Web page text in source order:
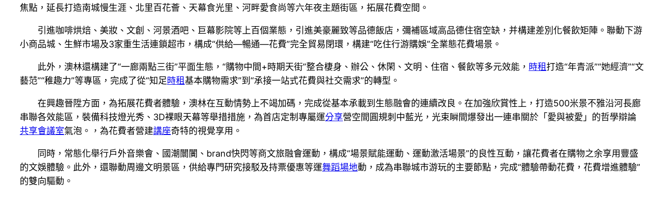
焦點，延長打造南城慢生涯、北里百花薈、天幕食光里、河畔愛食尚等六年夜主題街區，拓展花費空間。
引進咖啡烘焙、美妝、文創、河景酒吧、巨幕影院等上百個業態，引進美豪麗致等品德飯店，彌補區域高品德住宿空缺，并構建差別化餐飲矩陣。聯動下游
小商品城、生鮮市場及3家重生活連鎖超市，構成“供給—暢通—花費”完全貿易閉環，構建“吃住行游購娛”全業態花費場景。
此外，澳林還構建了“一廊兩點三街”平面生態，“購物中間+時期天街”整合棲身、辦公、休閑、文明、住宿、餐飲等多元效能， 時租打造“年青派”“她經濟”“文
藝范”“稚趣力”等專區，完成了從“知足時租基本購物需求”到“承接一站式花費與社交需求”的轉型。
在興趣晉陞方面，為拓展花費者體驗，澳林在互動情勢上不竭加碼，完成從基本承載到生態融會的連續改良。在加強欣賞性上，打造500米景不雅沿河長廊
串聯各效能區，裝備科技燈光秀、3D裸眼天幕等舉措措施，為首店定制專屬運分享營空間圓規刺中藍光，光束瞬間爆發出一連串關於「愛與被愛」的哲學辯論
共享會議室氣泡。，為花費者營建講座奇特的視覺享用。
同時，常態化舉行戶外音樂會、國潮闤闠、brand快閃等商文旅融會運動，構成“場景賦能運動、運動激活場景”的良性互動，讓花費者在購物之余享用豐盛
的文娛體驗。此外，還聯動周邊文明景區，供給專門研究接駁及持票優惠等運舞蹈場地動，成為串聯城市游玩的主要節點，完成“體驗帶動花費，花費增進體驗”
的雙向驅動。